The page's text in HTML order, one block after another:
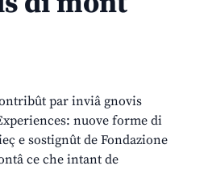
par inviâ gnovis
nuove forme di
e sostignût de Fondazione
ce che intant de